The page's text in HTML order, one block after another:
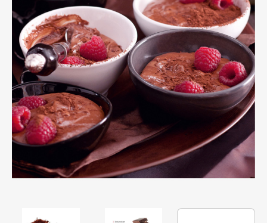
Apetit
Svět ženy
Marianne Bydlení
Marianne Venkov & styl